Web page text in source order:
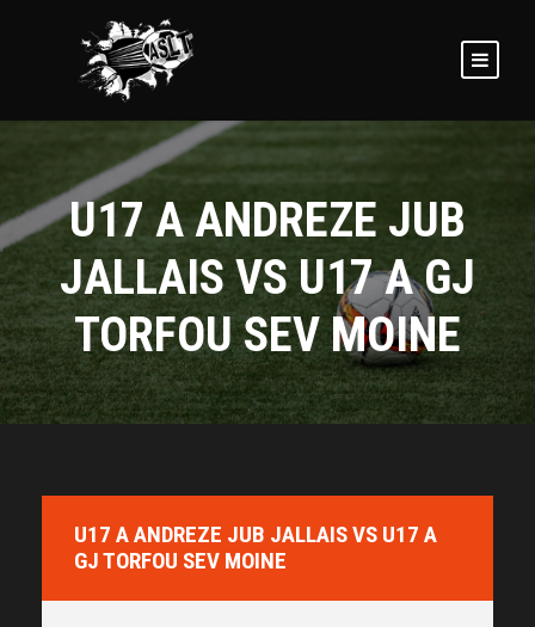
U17 A ANDREZE JUB
JALLAIS VS U17 A GJ
TORFOU SEV MOINE
U17 A ANDREZE JUB JALLAIS VS U17 A
GJ TORFOU SEV MOINE